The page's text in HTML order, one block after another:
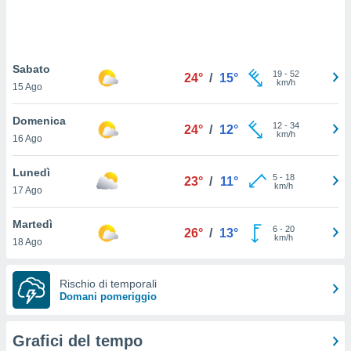
In
ti
per
nel
utilizzati
o
Sabato
15 Ago
24° / 15° 19- 52
km/h
Domenica
16 Ago
24° / 12° 12- 34
km/h
Lunedì
17 Ago
23° / 11° 5- 18
km/h
Martedì
18 Ago
26° / 13° 6- 20
km/h
Rischio di temporali
Domani pomeriggio
Grafici del tempo